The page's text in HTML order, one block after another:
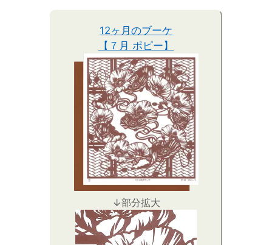
12ヶ月のブーケ
【７月 ポピー】
↓部分拡大